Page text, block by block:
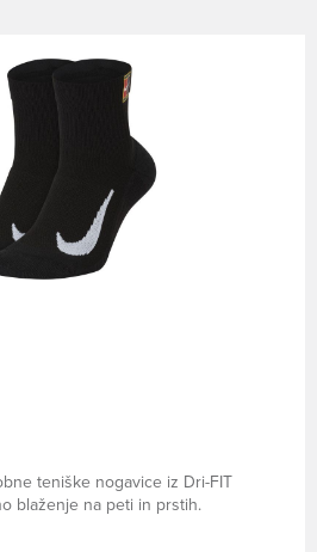
teniške nogavice iz Dri-FIT
blaženje na peti in prstih.